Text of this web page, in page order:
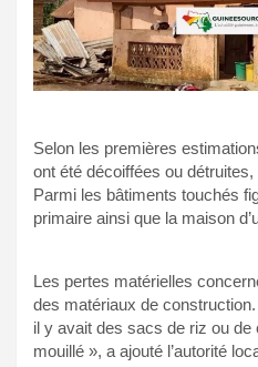
Selon les premières
ont été décoiffées ou
Parmi les bâtiments touchés
primaire ainsi que la maison
Les pertes matérielles
des matériaux de
il y avait des sacs de riz ou
mouillé », a ajouté l’autorité